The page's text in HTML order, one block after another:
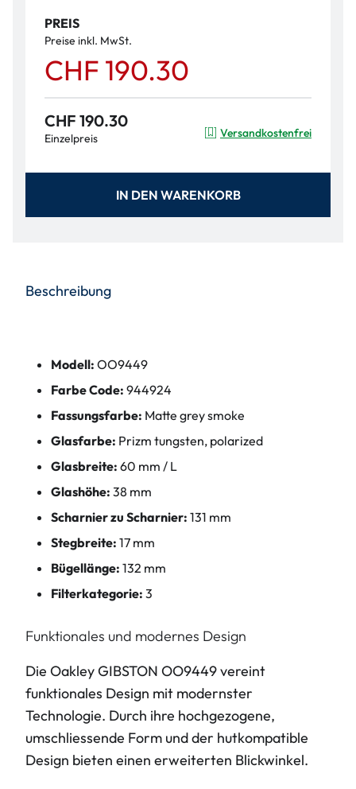
PREIS
Preise inkl. MwSt.
CHF 190.30
CHF 190.30
Einzelpreis Versandkostenfrei
IN DEN WARENKORB
Beschreibung
Modell: OO9449
Farbe Code: 944924
Fassungsfarbe: Matte grey smoke
Glasfarbe: Prizm tungsten, polarized
Glasbreite: 60 mm / L
Glashöhe: 38 mm
Scharnier zu Scharnier: 131 mm
Stegbreite: 17 mm
Bügellänge: 132 mm
Filterkategorie: 3
Funktionales und modernes Design
Die Oakley GIBSTON OO9449 vereint
funktionales Design mit modernster
Technologie. Durch ihre hochgezogene,
umschliessende Form und der hutkompatible
Design bieten einen erweiterten Blickwinkel.